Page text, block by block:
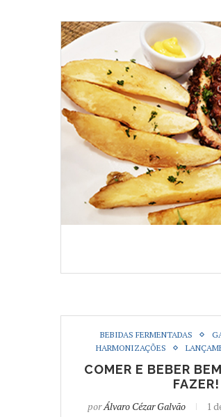
BEBIDAS FERMENTADAS
HARMONIZAÇÕES
COMER E BEBER
FAZER!
porÁlvaro Cézar Galvão 1